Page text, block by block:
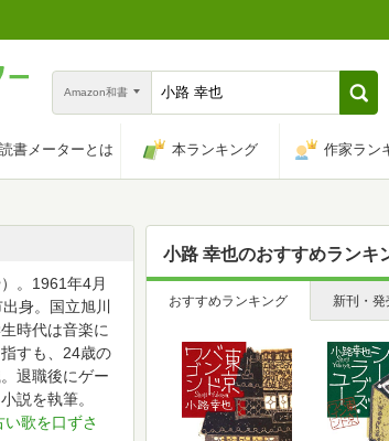
Amazon和書
読書メーターとは 本ランキング 作家ラン
小路 幸也のおすすめランキ
おすすめランキング 新刊・
。1961年4月
身。国立旭川
時代は音楽に
すも、24歳の
退職後にゲー
説を執筆。
歌を口ずさ